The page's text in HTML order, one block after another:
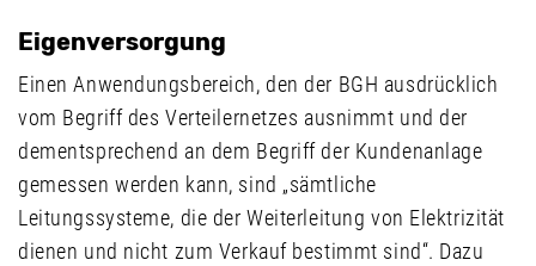
Eigenversorgung
Einen Anwendungsbereich, den der BGH ausdrücklich
vom Begriff des Verteilernetzes ausnimmt und der
dementsprechend an dem Begriff der Kundenanlage
gemessen werden kann, sind „sämtliche
Leitungssysteme, die der Weiterleitung von Elektrizität
dienen und nicht zum Verkauf bestimmt sind“. Dazu